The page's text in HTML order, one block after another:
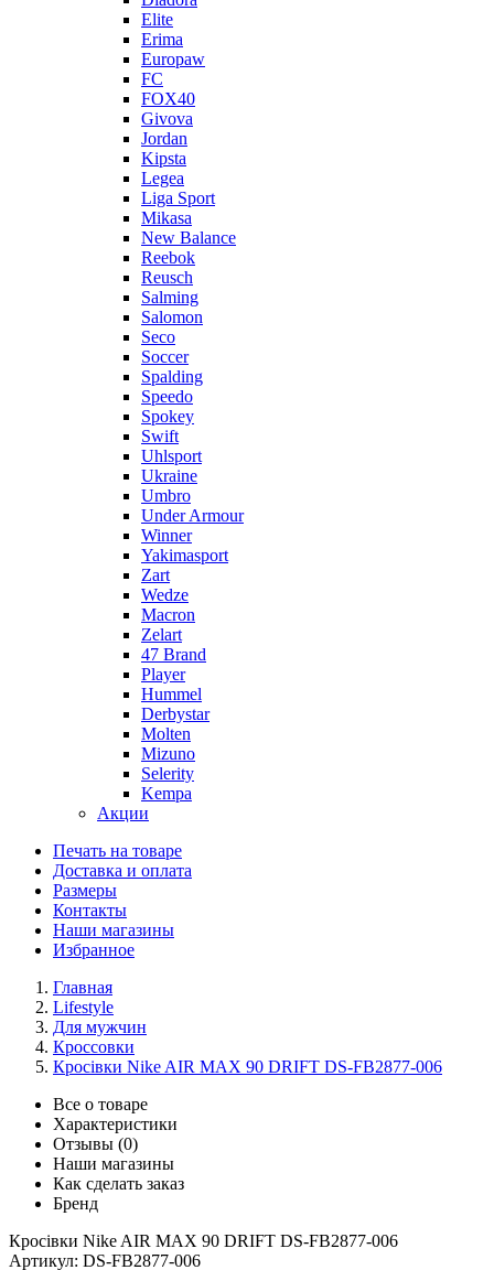
Elite
Erima
Europaw
FC
FOX40
Givova
Jordan
Kipsta
Legea
Liga Sport
Mikasa
New Balance
Reebok
Reusch
Salming
Salomon
Seco
Soccer
Spalding
Speedo
Spokey
Swift
Uhlsport
Ukraine
Umbro
Under Armour
Winner
Yakimasport
Zart
Wedze
Macron
Zelart
47 Brand
Player
Hummel
Derbystar
Molten
Mizuno
Selerity
Kempa
Акции
Печать на товаре
Доставка и оплата
Размеры
Контакты
Наши магазины
Избранное
Главная
Lifestyle
Для мужчин
Кроссовки
Кросівки Nike AIR MAX 90 DRIFT DS-FB2877-006
Все о товаре
Характеристики
Отзывы (0)
Наши магазины
Как сделать заказ
Бренд
Кросівки Nike AIR MAX 90 DRIFT DS-FB2877-006
Артикул: DS-FB2877-006